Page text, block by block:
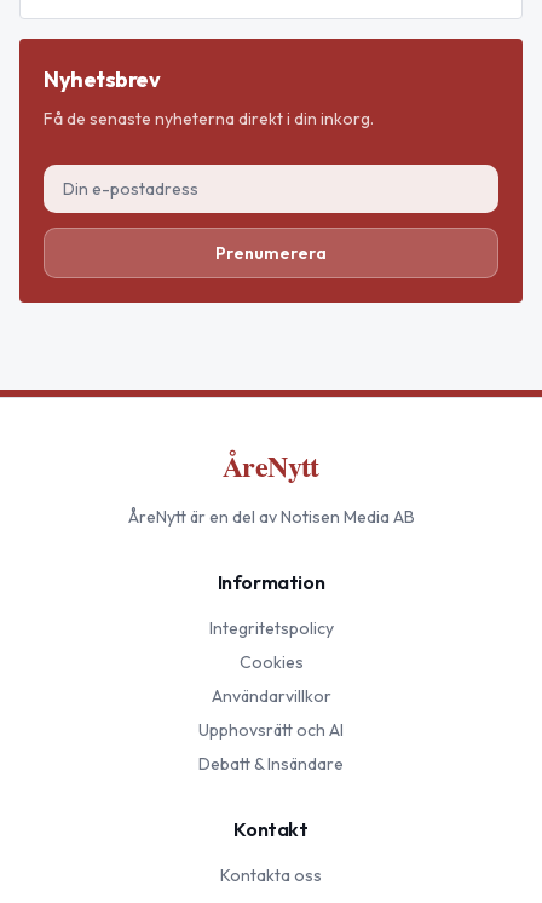
Nyhetsbrev
Få de senaste nyheterna direkt i din inkorg.
Prenumerera
ÅreNytt
ÅreNyttär en del av Notisen Media AB
Information
Integritetspolicy
Cookies
Användarvillkor
Upphovsrätt och AI
Debatt & Insändare
Kontakt
Kontakta oss